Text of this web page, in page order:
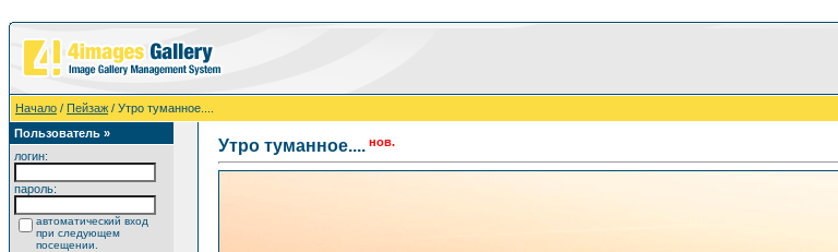
Начало / Пейзаж / Утро туманное....
Пользователь »
логин:
пароль:
автоматический вход
при следующем
посещении.
Утро туманное.... нов.